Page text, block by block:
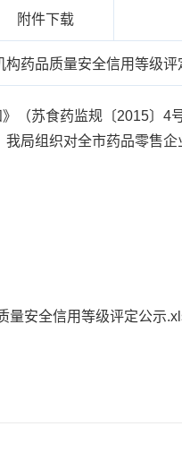
附件下载
药品质量安全信用等级评
苏食药监规〔2015〕4
局组织对全市药品零售
无
量安全信用等级评定公示